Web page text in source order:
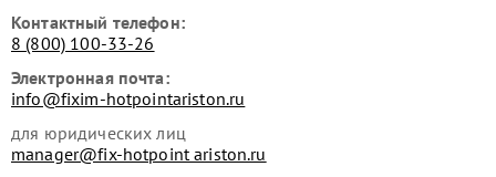
Контактный телефон:
8 (800) 100-33-26
Электронная почта:
info@fixim-hotpointariston.ru
для юридических лиц
manager@fix-hotpoint ariston.ru